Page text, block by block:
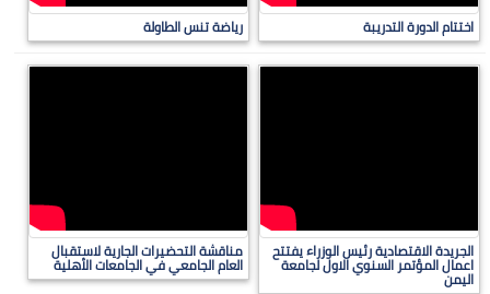
اختتام الدورة التدريبة رياضة تنس الطاولة
الجريدة الاقتصادية رئيس الوزراء يفتتح
اعمال المؤتمر السنوي الاول لجامعة
اليمن
مناقشة التحضيرات الجارية لاستقبال
العام الجامعي في الجامعات الأهلية